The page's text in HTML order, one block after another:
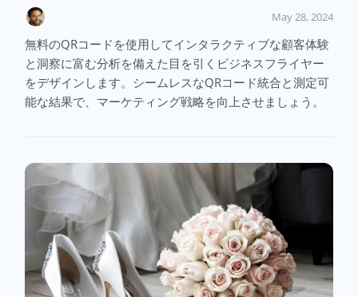
May 28, 2024
無料のQRコードを使用してインタラクティブな顧客体験
と洞察に富む分析を備えた目を引くビジネスフライヤー
をデザインします。シームレスなQRコード統合と測定可
能な結果で、マーケティング戦略を向上させましょう。